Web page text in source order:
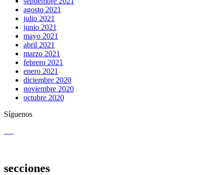
agosto 2021
julio 2021
junio 2021
mayo 2021
abril 2021
marzo 2021
febrero 2021
enero 2021
diciembre 2020
noviembre 2020
octubre 2020
Síguenos
secciones